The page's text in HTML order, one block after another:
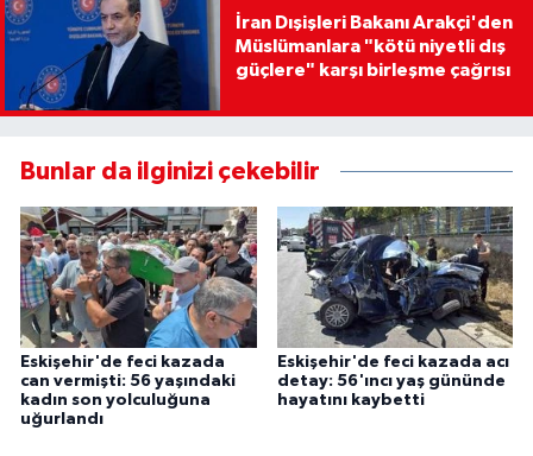
İran Dışişleri Bakanı Arakçi'den
Müslümanlara "kötü niyetli dış
güçlere" karşı birleşme çağrısı
Bunlar da ilginizi çekebilir
Eskişehir'de feci kazada
can vermişti: 56 yaşındaki
kadın son yolculuğuna
uğurlandı
Eskişehir'de feci kazada acı
detay: 56'ıncı yaş gününde
hayatını kaybetti